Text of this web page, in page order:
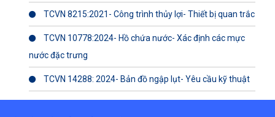
TCVN 8215:2021- Công trình thủy lợi- Thiết bị quan trắc
TCVN 10778:2024- Hồ chứa nước- Xác định các mực
nước đặc trưng
TCVN 14288: 2024- Bản đồ ngập lụt- Yêu cầu kỹ thuật